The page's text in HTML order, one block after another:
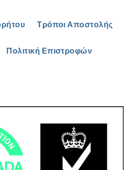
Τρόποι Αποστολής
Πολιτική Επιστροφών